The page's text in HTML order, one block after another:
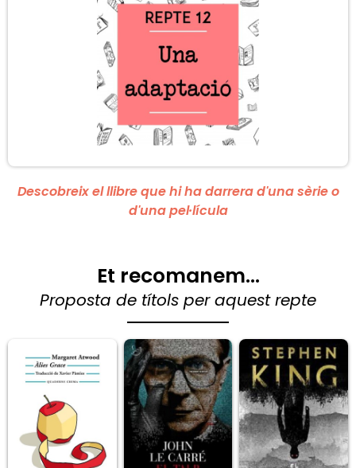
Descobreix el llibre que hi ha darrera d'una sèrie o
d'una pel·lícula
Et recomanem...
Proposta de títols per aquest repte